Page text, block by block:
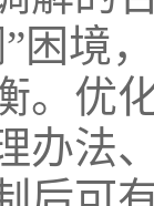
困境
。优
办法